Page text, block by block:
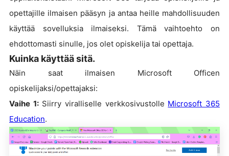
opettajille ilmaisen pääsyn ja antaa heille mahdollisuuden
käyttää sovelluksia ilmaiseksi. Tämä vaihtoehto on
ehdottomasti sinulle, jos olet opiskelija tai opettaja.
Kuinka käyttää sitä.
Näin saat ilmaisen Microsoft Officen
opiskelijaksi/opettajaksi:
Vaihe 1:Siirry viralliselle verkkosivustolle Microsoft 365
Education.